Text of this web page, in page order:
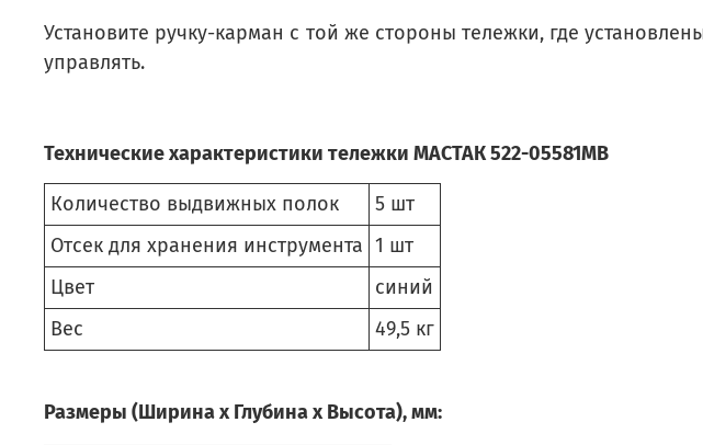
Установите ручку-карман с той же стороны тележки, где
управлять.
Технические характеристики тележки МАСТАК 522-05581MB
Количество выдвижных полок
5 шт
Отсек для хранения инструмента 1 шт
Цвет
синий
Вес
49,5 кг
Размеры (Ширина х Глубина х Высота), мм: